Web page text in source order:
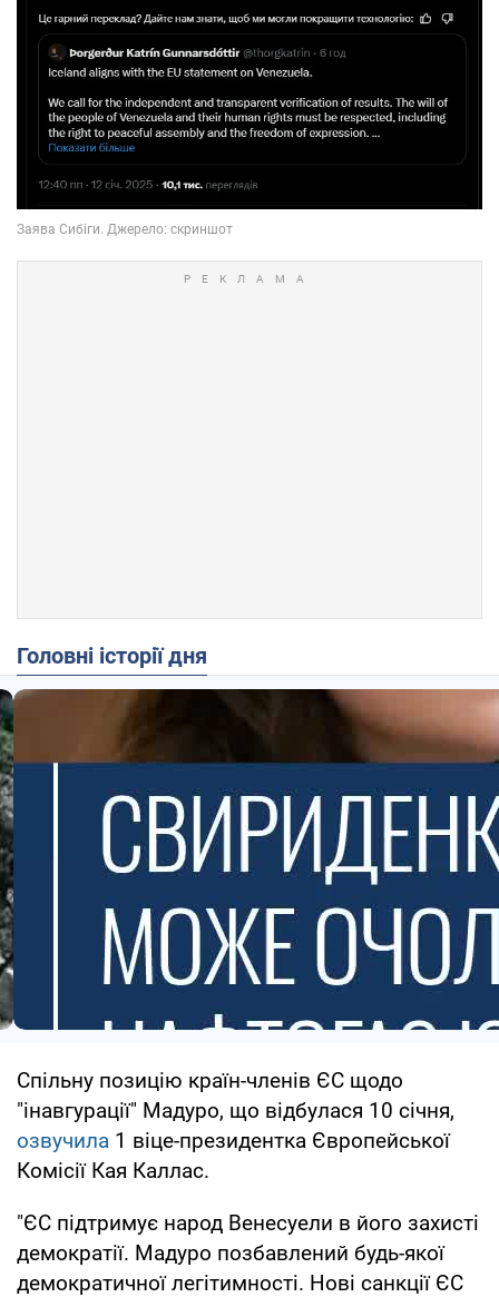
Головні історії дня
Спільну позицію країн-членів ЄС щодо
"інавгурації" Мадуро, що відбулася 10 січня,
озвучила 1 віце-президентка Європейської
Комісії Кая Каллас.
"ЄС підтримує народ Венесуели в його захисті
демократії. Мадуро позбавлений будь-якої
демократичної легітимності. Нові санкції ЄС